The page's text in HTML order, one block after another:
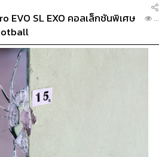
EVO SL EXO คอลเล็กชันพิเศษ
...